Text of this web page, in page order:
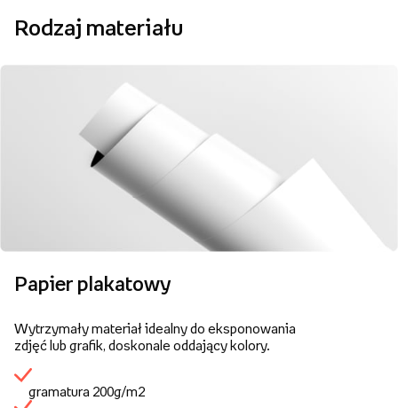
Rodzaj materiału
Papier plakatowy
Wytrzymały materiał idealny do eksponowania
zdjęć lub grafik, doskonale oddający kolory.
gramatura 200g/m2